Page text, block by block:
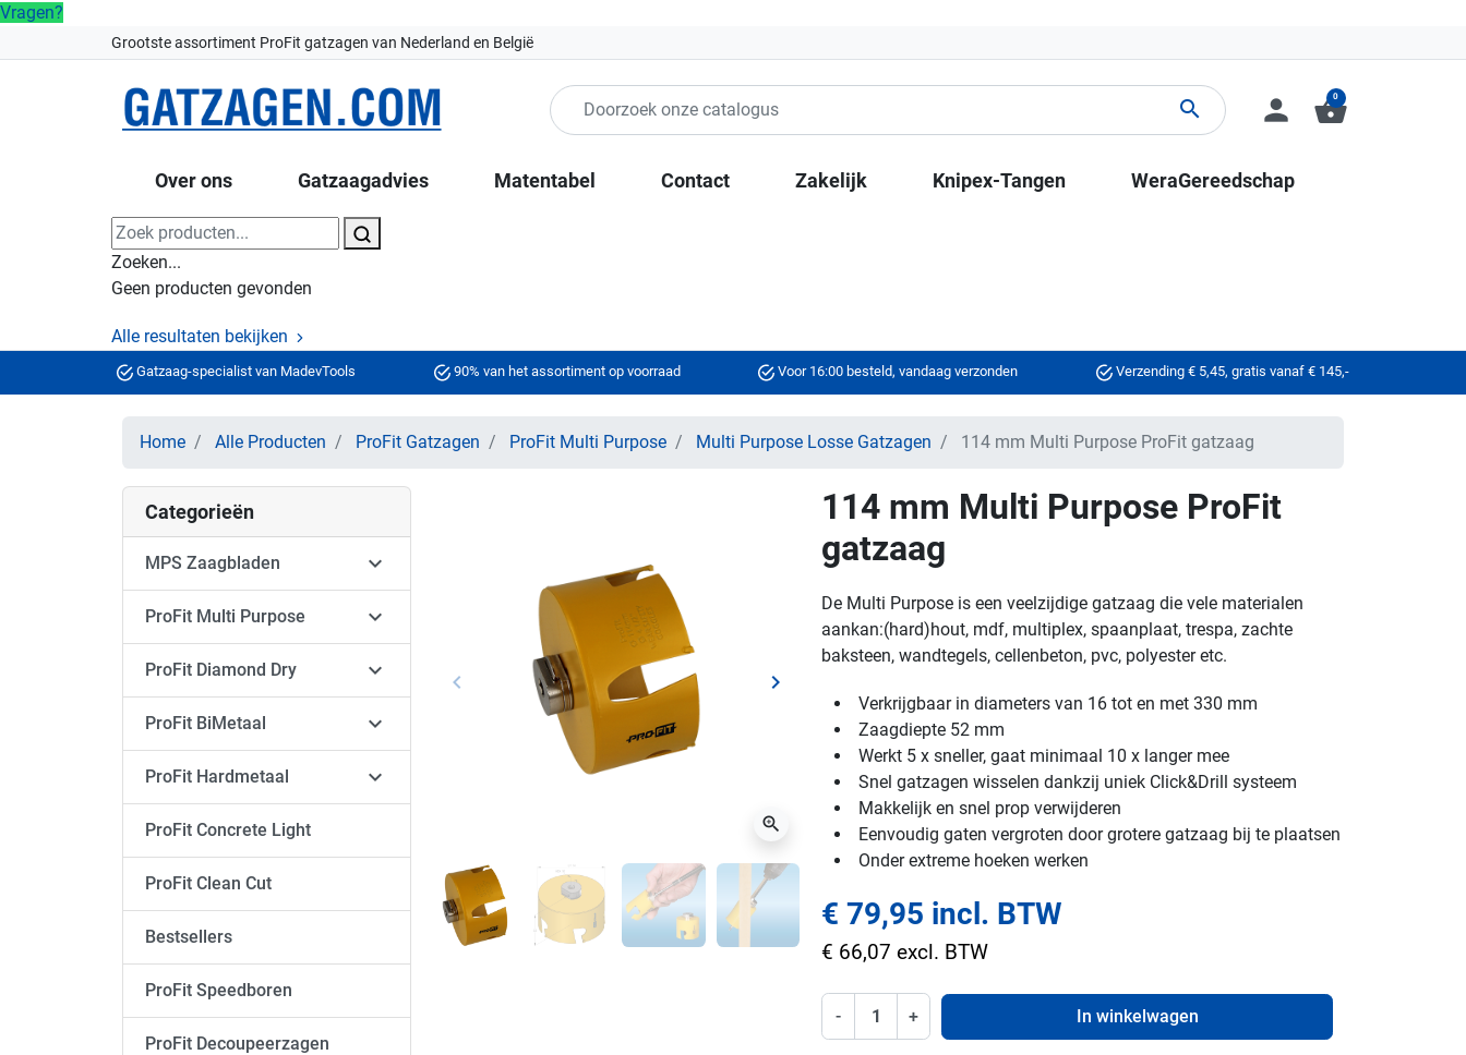
Vragen?
Grootste assortiment ProFit gatzagen van Nederland en België
search person shopping_basket
0
Over ons Gatzaagadvies Matentabel Contact Zakelijk Knipex-Tangen WeraGereedschap
Zoeken...
Geen producten gevonden
Alle resultaten bekijken
Gatzaag-specialist van MadevTools 90% van het assortiment op voorraad Voor 16:00 besteld, vandaag verzonden Verzending € 5,45, gratis vanaf € 145,-
Home Alle Producten ProFit Gatzagen ProFit Multi Purpose Multi Purpose Losse Gatzagen 114 mm Multi Purpose ProFit gatzaag
Categorieën
MPS Zaagbladen 
ProFit Multi Purpose 
ProFit Diamond Dry 
ProFit BiMetaal 
ProFit Hardmetaal 
ProFit Concrete Light
ProFit Clean Cut
Bestsellers
ProFit Speedboren
ProFit Decoupeerzagen
Vorige
keyboard_arrow_left Volgende
keyboard_arrow_right
zoom_in
114 mm Multi Purpose ProFit
gatzaag
De Multi Purpose is een veelzijdige gatzaag die vele materialen
aankan:(hard)hout, mdf, multiplex, spaanplaat, trespa, zachte
baksteen, wandtegels, cellenbeton, pvc, polyester etc.
Verkrijgbaar in diameters van 16 tot en met 330 mm
Zaagdiepte 52 mm
Werkt 5 x sneller, gaat minimaal 10 x langer mee
Snel gatzagen wisselen dankzij uniek Click&Drill systeem
Makkelijk en snel prop verwijderen
Eenvoudig gaten vergroten door grotere gatzaag bij te plaatsen
Onder extreme hoeken werken
€ 79,95 incl. BTW
€ 66,07 excl. BTW
- + In winkelwagen